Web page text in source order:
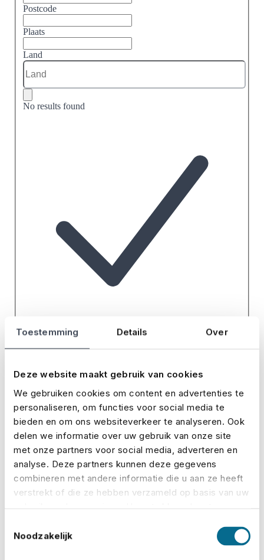
Toestemming Details Over
Deze website maakt gebruik van cookies
We gebruiken cookies om content en advertenties te
personaliseren, om functies voor social media te
bieden en om ons websiteverkeer te analyseren. Ook
delen we informatie over uw gebruik van onze site
met onze partners voor social media, adverteren en
analyse. Deze partners kunnen deze gegevens
combineren met andere informatie die u aan ze heeft
verstrekt of die ze hebben verzameld op basis van uw
Noodzakelijk